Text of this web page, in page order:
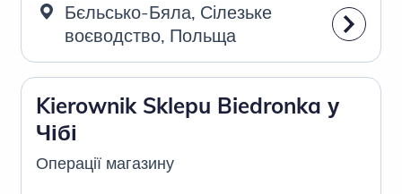
Бєльсько-Бяла, Сілезьке
воєводство, Польща
Kierownik Sklepu Biedronka у
Чібі
Операції магазину